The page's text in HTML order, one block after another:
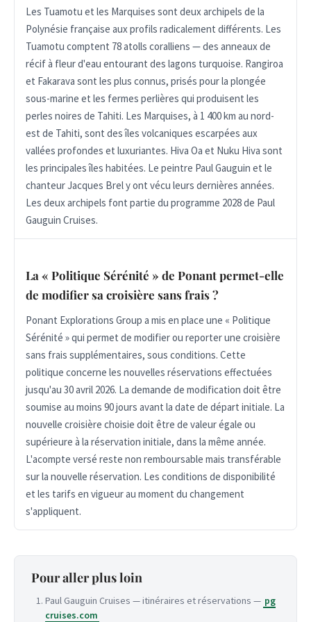
Les Tuamotu et les Marquises sont deux archipels de la
Polynésie française aux profils radicalement différents. Les
Tuamotu comptent 78 atolls coralliens — des anneaux de
récif à fleur d'eau entourant des lagons turquoise. Rangiroa
et Fakarava sont les plus connus, prisés pour la plongée
sous-marine et les fermes perlières qui produisent les
perles noires de Tahiti. Les Marquises, à 1 400 km au nord-
est de Tahiti, sont des îles volcaniques escarpées aux
vallées profondes et luxuriantes. Hiva Oa et Nuku Hiva sont
les principales îles habitées. Le peintre Paul Gauguin et le
chanteur Jacques Brel y ont vécu leurs dernières années.
Les deux archipels font partie du programme 2028 de Paul
Gauguin Cruises.
La « Politique Sérénité » de Ponant permet-elle
de modifier sa croisière sans frais ?
Ponant Explorations Group a mis en place une « Politique
Sérénité » qui permet de modifier ou reporter une croisière
sans frais supplémentaires, sous conditions. Cette
politique concerne les nouvelles réservations effectuées
jusqu'au 30 avril 2026. La demande de modification doit être
soumise au moins 90 jours avant la date de départ initiale. La
nouvelle croisière choisie doit être de valeur égale ou
supérieure à la réservation initiale, dans la même année.
L'acompte versé reste non remboursable mais transférable
sur la nouvelle réservation. Les conditions de disponibilité
et les tarifs en vigueur au moment du changement
s'appliquent.
Pour aller plus loin
Paul Gauguin Cruises — itinéraires et réservations — pg
cruises.com